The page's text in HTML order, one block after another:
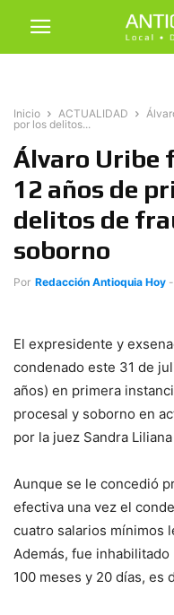
Inicio ACTUALIDAD
por los delitos...
Álvaro Uribe
12 años de
delitos de
soborno
Por Redacción Antioquia Hoy -
El expresidente y
condenado este 31 de
años) en primera
procesal y soborno en
por la juez Sandra
Aunque se le concedió
efectiva una vez el
cuatro salarios mínimos
Además, fue
100 meses y 20 días, es